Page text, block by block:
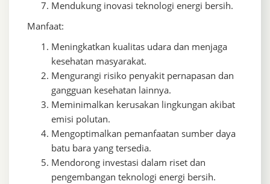
Mendukung inovasi teknologi energi bersih.
Manfaat:
Meningkatkan kualitas udara dan menjaga
kesehatan masyarakat.
Mengurangi risiko penyakit pernapasan dan
gangguan kesehatan lainnya.
Meminimalkan kerusakan lingkungan akibat
emisi polutan.
Mengoptimalkan pemanfaatan sumber daya
batu bara yang tersedia.
Mendorong investasi dalam riset dan
pengembangan teknologi energi bersih.